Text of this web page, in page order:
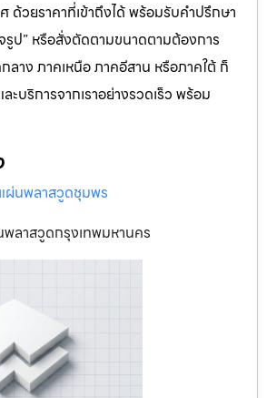
ด้วยราคาที่เข้าถึงได้ พร้อมรับคำปรึกษา
รูป” หรือสั่งตัดตามขนาดตามต้องการ
ลาง ภาคเหนือ ภาคอีสาน หรือภาคใต้ ก็
ะบริการจากเราอย่างรวดเร็ว พร้อม
ผ่นพลาสวูดชุมพร
ลาสวูดกรุงเทพมหานคร